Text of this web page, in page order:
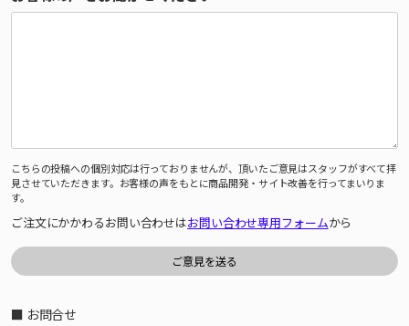
こちらの投稿への個別対応は行っておりませんが、頂いたご意見はスタッフがすべて拝
見させていただきます。お客様の声をもとに商品開発・サイト改善を行ってまいりま
す。
ご注文にかかわるお問い合わせはお問い合わせ専用フォームから
■ お問合せ